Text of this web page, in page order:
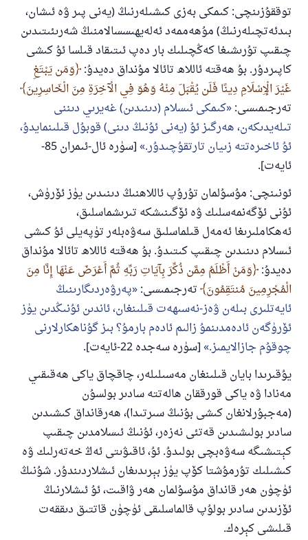
توققۇزىنچى: كىمكى بەزى كىشىلەرنىڭ (يەنى پىر ۋە ئىشان،
بىدئەتچىلەرنىڭ) مۇھەممەد ئەلەيھىسسالامنىڭ شەرىئىتىدىن
چىقىپ تۇرىشىغا كەڭچىلىك بار دەپ ئىتىقاد قىلسا ئۇ كىشى
كاپىردۇر. بۇ ھەقتە ئاللاھ تائالا مۇنداق دەيدۇ: وَمَن يَبْتَغِ
غَيْرَ الْإِسْلَامِ دِينًا فَلَن يُقْبَلَ مِنْهُ وَهُوَ فِي الْآخِرَةِ مِنَ الْخَاسِرِينَ
تەرجىمىسى: كىمكى ئىسلام (دىنىدىن) غەيرىي دىننى
تىلەيدىكەن، ھەرگىز ئۇ (يەنى ئۇنىڭ دىنى) قوبۇل قىلىنمايدۇ،
ئۇ ئاخىرەتتە زىيان تارتقۇچىدۇر.
[سۈرە ئال-ئىمران 85-
ئايەت].
ئونىنچى: مۇسۇلمان تۇرۇپ ئاللاھنىڭ دىنىدىن يۈز ئۆرۈش،
ئۇنى ئۆگەنمەسلىك ۋە ئۆگىنىشكە تىرىشماسلىق،
ئەھكاملىرىغا ئەمەل قىلماسلىق سەۋەبلەر تۈپەيلى ئۇ كىشى
ئىسلام دىنىدىن چىقىپ كىتىدۇ. بۇ ھەقتە ئاللاھ تائالا مۇنداق
دەيدۇ: وَمَنْ أَظْلَمُ مِمَّن ذُكِّرَ بِآيَاتِ رَبِّهِ ثُمَّ أَعْرَضَ عَنْهَا إِنَّا مِنَ
الْمُجْرِمِينَ مُنتَقِمُونَ تەرجىمىسى: پەرۋەردىگارىنىڭ
ئايەتلىرى بىلەن ۋەز-نەسىھەت قىلىنغان، ئاندىن ئۇنىڭدىن يۈز
ئۆرۈگەن ئادەمدىنمۇ زالىم ئادەم بارمۇ؟ بىز گۇناھكارلارنى
چوقۇم جازالايمىز. [سۈرە سەجدە 22-ئايەت].
يۇقىرىدا بايان قىلىنغان مەسىلىلەر، چاقچاق ياكى ھەقىقىي
مەنادا ۋە ياكى قورققان ھالەتتە سادىر بولسۇن
(مەجبۇرلانغان كىشى بۇنىڭ سىرتىدا)، ھەرقانداق كىشىدىن
سادىر بولىشىدىن قەتئى نەزەر، ئۇنىڭ ئىسلامدىن چىقىپ
كېتىشىگە سەۋەبچى بولىدۇ. ئۇ، ئاقىۋىتى ئەڭ خەتەرلىك ۋە
كىشىلىك تۇرمۇشتا كۆپ يۈز بېرىدىغان ئىشلاردىندۇر. شۇنىڭ
ئۈچۈن ھەر قانداق مۇسۇلمان ھەر ۋاقىت، ئۇ ئىشلارنىڭ
ئۆزىدىن سادىر بولۇپ قالماسلىقى ئۈچۈن قاتتىق دىققەت
قىلىشى كېرەك.